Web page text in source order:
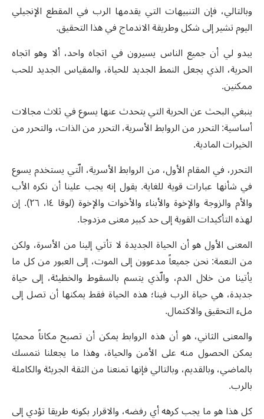
وبالتالي، فإن التنبيهات التي يقدمها الرب في المقطع الإنجيلي
اليوم تشير إلى شكل وطريقة الاندماج في هذا التحقيق.
يبدو لي أن جميع الناس يسيرون في اتجاه واحد، ألا وهو اتجاه
الحرية، الذي يجعل النمط الجديد للحياة، والمقياس الجديد للحب
ممكنين.
ينبغي البحث عن الحرية التي يتحدث عنها يسوع في ثلاث مجالات
أساسية:التحرر من الروابط الأسرية، التحرر من الذات، والتحرر من
الخيرات المادية.
التحرر، في المقام الأول، من الروابط الأسرية، الّتي يستخدم يسوع
في شأنها عبارات قوية للغاية. يقول إنه يجب علينا أن نكره الأب
والأم والزوجة والإخوة والأبناء والأخوات والإخوة (لوقا ١٤، ٢٦ ).إن
لهذه التأكيدات القوية إلى حد كبير معنى مزدوجا.
المعنى الأول هو أن الحياة الجديدة لا تأتي إلينا من الأسرة، ولكن
من النعمة: نحن جميعاً مدعوون إلى الموت، إلى العبور من كل ما
يأتينا من خلال الدم، والّذي يتسم بالسقوط والخطيئة، إلى حياة
جديدة، هي حياة الرب فينا؛ هذه الحياة فقط يمكنها أن تصل إلى
ملء التحقيق والاكتمال.
والمعنى الثاني، هو أن هذه الروابط يمكن أن تصبح مكاناً محميًا
يمكن الحصول منه على الأمن والحياة، وهذا ما يجعلنا نتمسك
بالماضي، وبالقديم، وبالتالي فإنها تمنعنا من الثقة الجريئة والكاملة
بالرب.
كل هذا هو ما يجب كرهه أي رفضه، والاقرار بكونه طريقا تؤدي إلى